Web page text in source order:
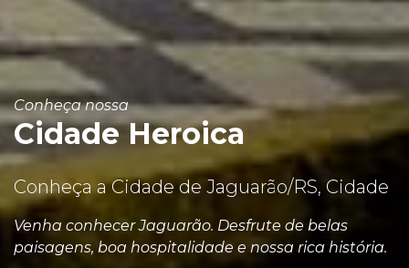
Conheça nossa
Cidade Heroica
Conheça a Cidade de Jaguarão/RS, Cidade
Venha conhecer Jaguarão. Desfrute de belas
paisagens, boa hospitalidade e nossa rica história.